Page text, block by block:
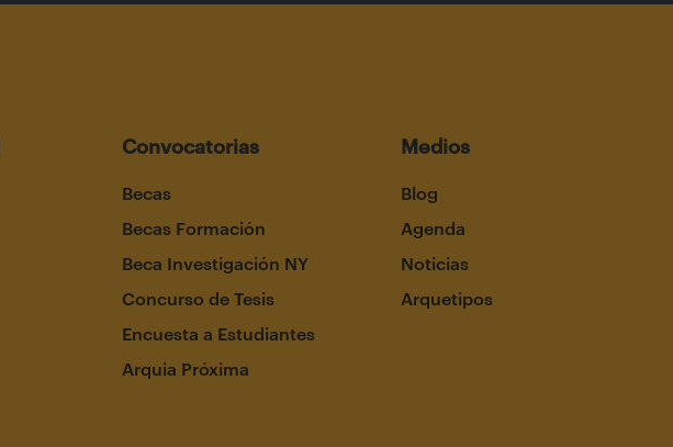
Convocatorias
Becas
Becas Formación
Beca Investigación NY
Concurso de Tesis
Encuesta a Estudiantes
Arquia Próxima
Medios
Blog
Agenda
Noticias
Arquetipos